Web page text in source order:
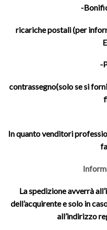
-
ricariche postali (per
-
contrassegno(solo se si
In quanto venditori
La spedizione avverrà
dell’acquirente e solo in
all’indirizzo